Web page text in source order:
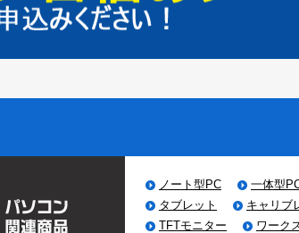
ＨＤＤ破砕機 （使用機材のご紹介・消去部門）
ガラケー・PHS等・小型電子機器の処分について
携帯型成分分析計（使用機材のご紹介・リサイクル
部門）
ノート型PC 一体型
タブレット
キャリブ
TFTモニター
ワーク